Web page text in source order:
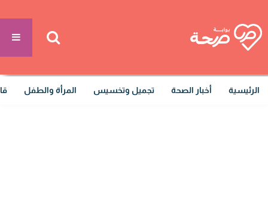
الرئيسية أخبار الصحة تجميل وتخسيس المرأة والطفل